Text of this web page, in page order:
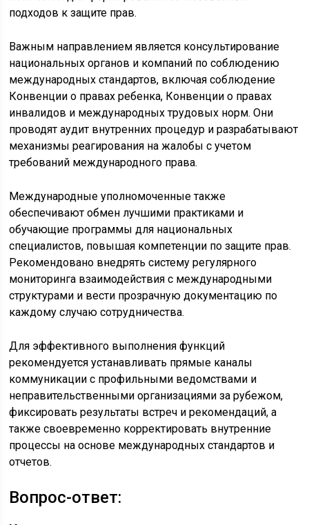
подходов к защите прав.
Важным направлением является консультирование
национальных органов и компаний по соблюдению
международных стандартов, включая соблюдение
Конвенции о правах ребенка, Конвенции о правах
инвалидов и международных трудовых норм. Они
проводят аудит внутренних процедур и разрабатывают
механизмы реагирования на жалобы с учетом
требований международного права.
Международные уполномоченные также
обеспечивают обмен лучшими практиками и
обучающие программы для национальных
специалистов, повышая компетенции по защите прав.
Рекомендовано внедрять систему регулярного
мониторинга взаимодействия с международными
структурами и вести прозрачную документацию по
каждому случаю сотрудничества.
Для эффективного выполнения функций
рекомендуется устанавливать прямые каналы
коммуникации с профильными ведомствами и
неправительственными организациями за рубежом,
фиксировать результаты встреч и рекомендаций, а
также своевременно корректировать внутренние
процессы на основе международных стандартов и
отчетов.
Вопрос-ответ: